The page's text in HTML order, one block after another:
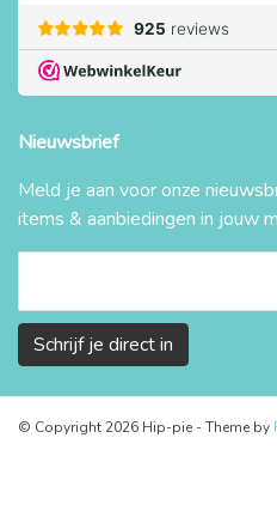
Nieuwsbrief
Meld je aan voor onze
items & aanbiedingen in jouw
Schrijf je direct in
© Copyright 2026 Hip-pie - Theme by